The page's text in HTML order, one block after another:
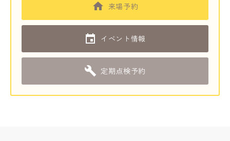
来場予約
イベント情報
定期点検予約